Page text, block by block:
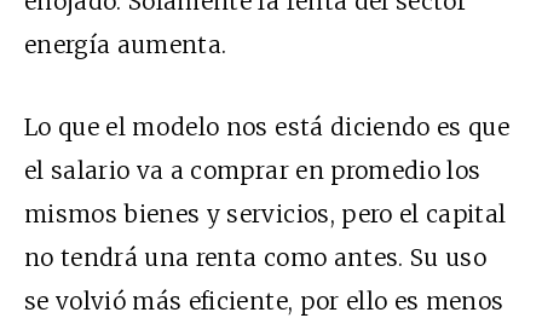
energía aumenta.
Lo que el modelo nos está diciendo es que
el salario va a comprar en promedio los
mismos bienes y servicios, pero el capital
no tendrá una renta como antes. Su uso
se volvió más eficiente, por ello es menos